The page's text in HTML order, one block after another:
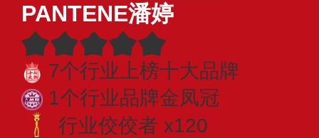
PANTENE潘婷
7个行业上榜十大品牌
1个行业品牌金凤冠
行业佼佼者 x120